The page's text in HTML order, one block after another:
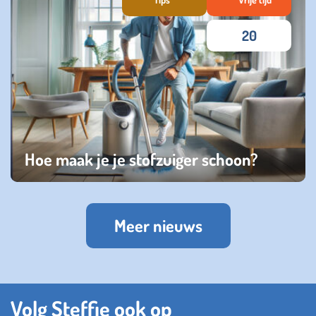
Hoe maak je je stofzuiger schoon?
20
Meer nieuws
Volg Steffie ook op